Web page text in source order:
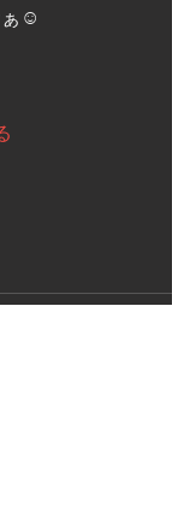
ぁ☺️